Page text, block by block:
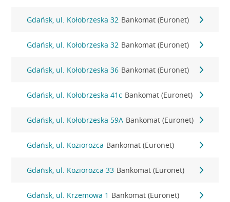
Gdańsk, ul. Kołobrzeska 32 Bankomat (Euronet)
Gdańsk, ul. Kołobrzeska 32 Bankomat (Euronet)
Gdańsk, ul. Kołobrzeska 36 Bankomat (Euronet)
Gdańsk, ul. Kołobrzeska 41c Bankomat (Euronet)
Gdańsk, ul. Kołobrzeska 59A Bankomat (Euronet)
Gdańsk, ul. Koziorożca Bankomat (Euronet)
Gdańsk, ul. Koziorożca 33 Bankomat (Euronet)
Gdańsk, ul. Krzemowa 1 Bankomat (Euronet)